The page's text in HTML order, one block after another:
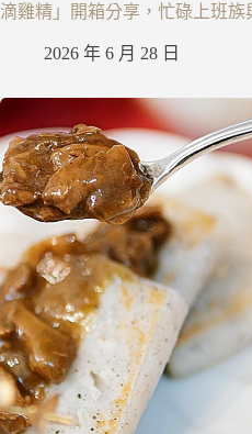
滴雞精」開箱分享，忙碌上班族
2026 年 6 月 28 日